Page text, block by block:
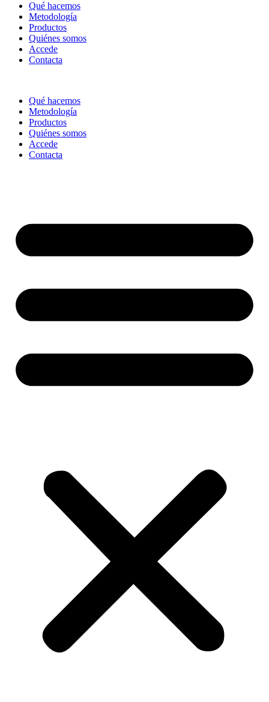
Qué hacemos
Metodología
Productos
Quiénes somos
Accede
Contacta
Qué hacemos
Metodología
Productos
Quiénes somos
Accede
Contacta